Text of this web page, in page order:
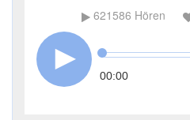
621586 Hören
00:00